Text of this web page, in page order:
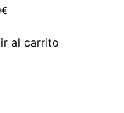
€
al carrito